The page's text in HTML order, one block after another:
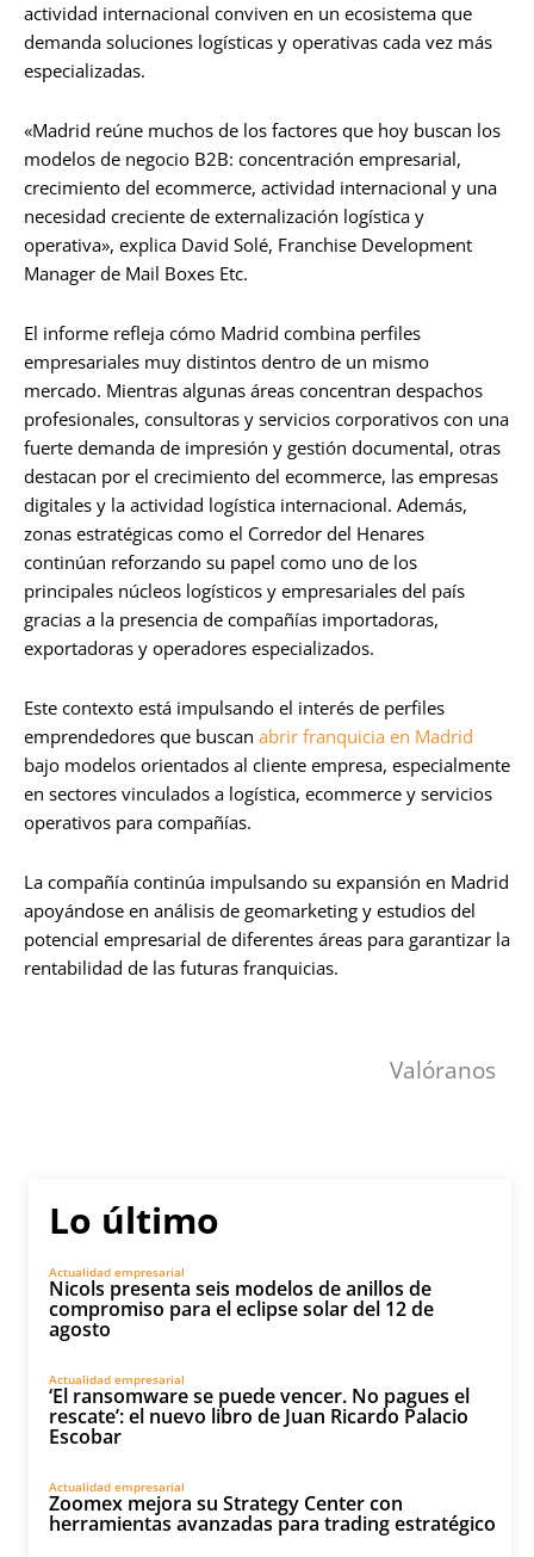
actividad internacional conviven en un ecosistema que
demanda soluciones logísticas y operativas cada vez más
especializadas.
«Madrid reúne muchos de los factores que hoy buscan los
modelos de negocio B2B: concentración empresarial,
crecimiento del ecommerce, actividad internacional y una
necesidad creciente de externalización logística y
operativa», explica David Solé, Franchise Development
Manager de Mail Boxes Etc.
El informe refleja cómo Madrid combina perfiles
empresariales muy distintos dentro de un mismo
mercado. Mientras algunas áreas concentran despachos
profesionales, consultoras y servicios corporativos con una
fuerte demanda de impresión y gestión documental, otras
destacan por el crecimiento del ecommerce, las empresas
digitales y la actividad logística internacional. Además,
zonas estratégicas como el Corredor del Henares
continúan reforzando su papel como uno de los
principales núcleos logísticos y empresariales del país
gracias a la presencia de compañías importadoras,
exportadoras y operadores especializados.
Este contexto está impulsando el interés de perfiles
emprendedores que buscan abrir franquicia en Madrid
bajo modelos orientados al cliente empresa, especialmente
en sectores vinculados a logística, ecommerce y servicios
operativos para compañías.
La compañía continúa impulsando su expansión en Madrid
apoyándose en análisis de geomarketing y estudios del
potencial empresarial de diferentes áreas para garantizar la
rentabilidad de las futuras franquicias.
Valóranos
Lo último
Actualidad empresarial
Nicols presenta seis modelos de anillos de
compromiso para el eclipse solar del 12 de
agosto
Actualidad empresarial
‘El ransomware se puede vencer. No pagues el
rescate’: el nuevo libro de Juan Ricardo Palacio
Escobar
Actualidad empresarial
Zoomex mejora su Strategy Center con
herramientas avanzadas para trading estratégico